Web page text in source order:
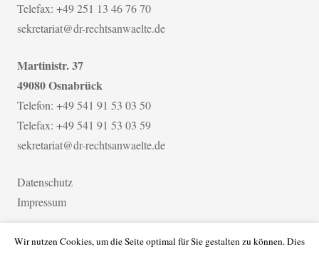
Telefax: +49 251 13 46 76 70
sekretariat@dr-rechtsanwaelte.de
Martinistr. 37
49080 Osnabrück
Telefon: +49 541 91 53 03 50
Telefax: +49 541 91 53 03 59
sekretariat@dr-rechtsanwaelte.de
Datenschutz
Impressum
Wir nutzen Cookies, um die Seite optimal für Sie gestalten zu können. Dies